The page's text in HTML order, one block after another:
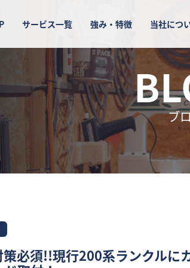
サービス一覧 強み・特徴 当社につ
ブ
策必須!!現行200系ランクルに